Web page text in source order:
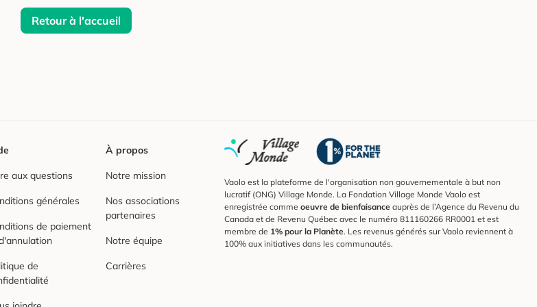
Retour à l'accueil
aux questions
générales
de paiement
de
À propos
Notre mission
Nos associations
partenaires
Notre équipe
Carrières
Vaolo est la plateforme de l'organisation non gouvernementale à but non
lucratif (ONG) Village Monde. La Fondation Village Monde Vaolo est
enregistrée comme oeuvre de bienfaisance auprès de l’Agence du Revenu du
Canada et de Revenu Québec avec le numéro 811160266 RR0001 et est
membre de 1% pour la Planète. Les revenus générés sur Vaolo reviennent à
100% aux initiatives dans les communautés.